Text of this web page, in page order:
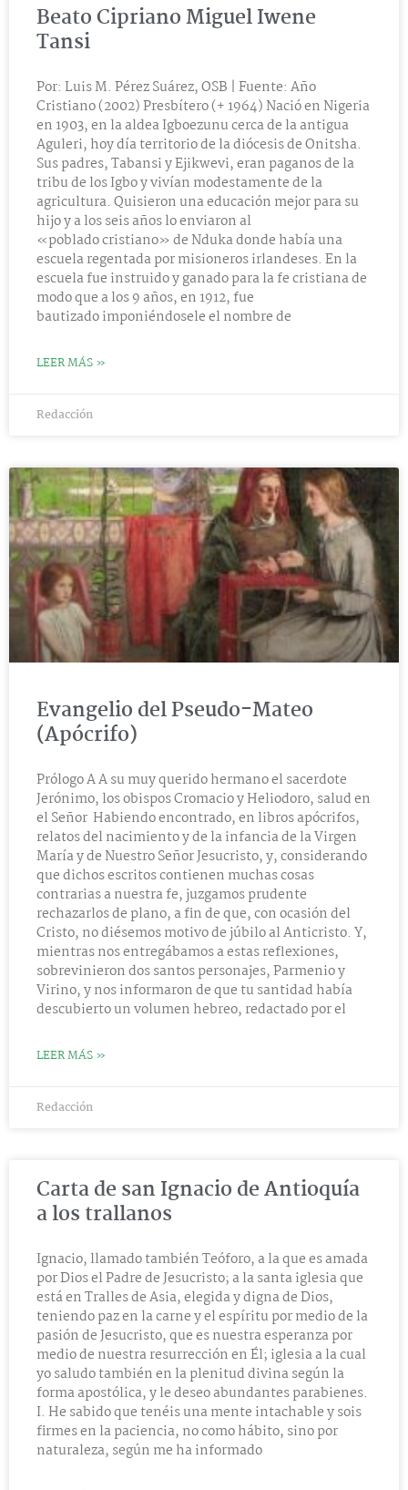
Beato Cipriano Miguel Iwene
Tansi
Por: Luis M. Pérez Suárez, OSB | Fuente: Año
Cristiano (2002) Presbítero (+ 1964) Nació en Nigeria
en 1903, en la aldea Igboezunu cerca de la antigua
Aguleri, hoy día territorio de la diócesis de Onitsha.
Sus padres, Tabansi y Ejikwevi, eran paganos de la
tribu de los Igbo y vivían modestamente de la
agricultura. Quisieron una educación mejor para su
hijo y a los seis años lo enviaron al
«poblado cristiano» de Nduka donde había una
escuela regentada por misioneros irlandeses. En la
escuela fue instruido y ganado para la fe cristiana de
modo que a los 9 años, en 1912, fue
bautizado imponiéndosele el nombre de
LEER MÁS »
Redacción
Evangelio del Pseudo-Mateo
(Apócrifo)
Prólogo A A su muy querido hermano el sacerdote
Jerónimo, los obispos Cromacio y Heliodoro, salud en
el Señor Habiendo encontrado, en libros apócrifos,
relatos del nacimiento y de la infancia de la Virgen
María y de Nuestro Señor Jesucristo, y, considerando
que dichos escritos contienen muchas cosas
contrarias a nuestra fe, juzgamos prudente
rechazarlos de plano, a fin de que, con ocasión del
Cristo, no diésemos motivo de júbilo al Anticristo. Y,
mientras nos entregábamos a estas reflexiones,
sobrevinieron dos santos personajes, Parmenio y
Virino, y nos informaron de que tu santidad había
descubierto un volumen hebreo, redactado por el
LEER MÁS »
Redacción
Carta de san Ignacio de Antioquía
a los trallanos
Ignacio, llamado también Teóforo, a la que es amada
por Dios el Padre de Jesucristo; a la santa iglesia que
está en Tralles de Asia, elegida y digna de Dios,
teniendo paz en la carne y el espíritu por medio de la
pasión de Jesucristo, que es nuestra esperanza por
medio de nuestra resurrección en Él; iglesia a la cual
yo saludo también en la plenitud divina según la
forma apostólica, y le deseo abundantes parabienes.
I. He sabido que tenéis una mente intachable y sois
firmes en la paciencia, no como hábito, sino por
naturaleza, según me ha informado